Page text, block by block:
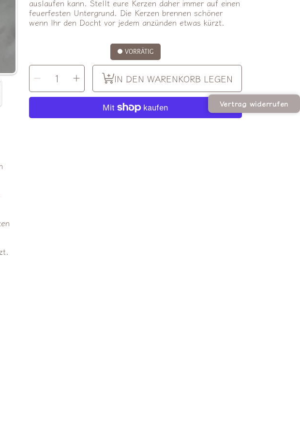
auslaufen kann. Stellt eure Kerzen daher immer auf einen
feuerfesten Untergrund. Die Kerzen brennen schöner
wenn Ihr den Docht vor jedem anzünden etwas kürzt.
VORRÄTIG
MENGE
AUSWÄHLEN
Menge
Edeles
Candles
|
verringern
Menge
für
Edeles
Candles
| Stabkerze
erhöhen
IN DEN WARENKORB LEGEN
Vertrag widerrufen